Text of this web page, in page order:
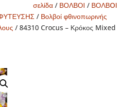
σελίδα / ΒΟΛΒΟΙ / ΒΟΛΒOI
/ Βολβοί φθινοπωρινής
/ 84310 Crocus – Κρόκος Mixed